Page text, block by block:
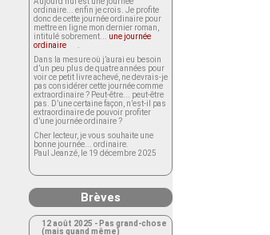
ordinaire... enfin je crois. Je profite
donc de cette journée ordinaire pour
mettre en ligne mon dernier roman,
intitulé sobrement... une journée
ordinaire
Dans la mesure où j’aurai eu besoin
d’un peu plus de quatre années pour
voir ce petit livre achevé, ne devrais-je
pas considérer cette journée comme
extraordinaire ? Peut-être... peut-être
pas. D’une certaine façon, n’est-il pas
extraordinaire de pouvoir profiter
d’une journée ordinaire ?
Cher lecteur, je vous souhaite une
bonne journée... ordinaire.
Paul Jeanzé, le 19 décembre 2025
Brèves
12 août 2025 - Pas grand-chose
(mais quand même)